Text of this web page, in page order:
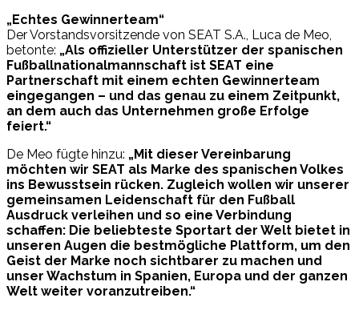
„Echtes Gewinnerteam“
Der Vorstandsvorsitzende von SEAT S.A., Luca de Meo,
betonte: „Als offizieller Unterstützer der spanischen
Fußballnationalmannschaft ist SEAT eine
Partnerschaft mit einem echten Gewinnerteam
eingegangen – und das genau zu einem Zeitpunkt,
an dem auch das Unternehmen große Erfolge
feiert.“
De Meo fügte hinzu: „Mit dieser Vereinbarung
möchten wir SEAT als Marke des spanischen Volkes
ins Bewusstsein rücken. Zugleich wollen wir unserer
gemeinsamen Leidenschaft für den Fußball
Ausdruck verleihen und so eine Verbindung
schaffen: Die beliebteste Sportart der Welt bietet in
unseren Augen die bestmögliche Plattform, um den
Geist der Marke noch sichtbarer zu machen und
unser Wachstum in Spanien, Europa und der ganzen
Welt weiter voranzutreiben.“